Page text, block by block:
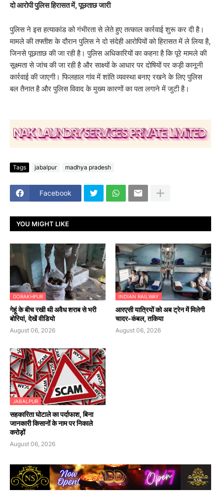
दो आरोपी पुलिस हिरासत में, पूछताछ जारी
​पुलिस ने इस हत्याकांड को गंभीरता से लेते हुए तत्काल कार्रवाई शुरू कर दी है।
मामले की तफ्तीश के दौरान पुलिस ने दो संदेही आरोपियों को हिरासत में ले लिया है,
जिनसे पूछताछ की जा रही है। पुलिस अधिकारियों का कहना है कि पूरे मामले की
सूक्ष्मता से जांच की जा रही है और साक्ष्यों के आधार पर दोषियों पर कड़ी कानूनी
कार्रवाई की जाएगी। फिलहाल गांव में शांति व्यवस्था बनाए रखने के लिए पुलिस
बल तैनात है और पुलिस विवाद के मुख्य कारणों का पता लगाने में जुटी है।
Tags jabalpur madhya pradesh
Facebook
YOU MIGHT LIKE
GORAKHPUR
गेहूं के बीच रखी थी अवैध शराब से भरी
बोरियां, देखें वीडियो
August 06, 2026
INDIAN RAILWAY
आरएसी यात्रियों को अब ट्रेन में मिलेगी
चादर-कंबल, तकिया
August 06, 2026
JABALPUR
सहकारिता घोटाले का पर्दाफाश, बिना
जानकारी किसानों के नाम पर निकाले
करोड़ों
August 06, 2026